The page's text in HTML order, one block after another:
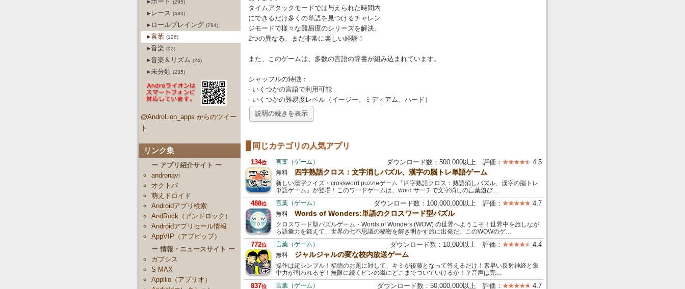
(295)
▸レース (483)
▸ロールプレイング (794)
▸言葉 (126)
▸音楽 (92)
▸音楽＆リズム (24)
▸未分類 (235)
@AndroLion_apps からのツイー
ト
リンク集
ー アプリ紹介サイト ー
andronavi
オクトバ
萌えドロイド
Androidアプリ検索
AndRock（アンドロック）
Androidアプリセール情報
AppVIP（アプビップ）
ー 情報・ニュースサイト ー
ガプシス
S-MAX
Appllio（アプリオ）
タイムアタックモードでは与えられた時間内
にできるだけ多くの単語を見つけるチャレン
ジモードで様々な難易度のシリーズを解決。
2つの異なる、まだ非常に楽しい経験！
また、このゲームは、多数の言語の辞書が組み込まれています。
シャッフルの特徴：
- いくつかの言語で利用可能
- いくつかの難易度レベル（イージー、ミディアム、ハード）
説明の続きを表示
同じカテゴリの人気アプリ
134位 言葉（ゲーム） ダウンロード数：500,000以上 評価： 4.5
無料 四字熟語クロス：文字消しパズル、漢字の脳トレ単語ゲーム
新しい漢字クイズ・crossword puzzleゲーム「四字熟語クロス：熟語消しパズル、漢字の脳トレ
単語ゲーム」が登場！このワードゲームは、word サーチで文字消しの言葉遊び…
488位 言葉（ゲーム） ダウンロード数：100,000,000以上 評価： 4.7
無料 Words of Wonders:単語のクロスワード型パズル
クロスワード型パズルゲーム・Words of Wonders (WOW) の世界へようこそ！世界中を旅しなが
ら語彙力を鍛えて、世界の七不思議の秘密を解き明かす旅に出発だ。このWOWのゲ…
772位 言葉（ゲーム） ダウンロード数：10,000以上 評価： 4.4
無料 ジャルジャルの変な校内放送ゲーム
操作は超シンプル！福徳のお題に対して、キミが後藤となって答えるだけ！素早い反射神経と集
中力が問われるぞ！無限に続くピンの嵐にどこまでついていけるか！？音声は完…
837位 言葉（ゲーム） ダウンロード数：50,000,000以上 評価： 4.7